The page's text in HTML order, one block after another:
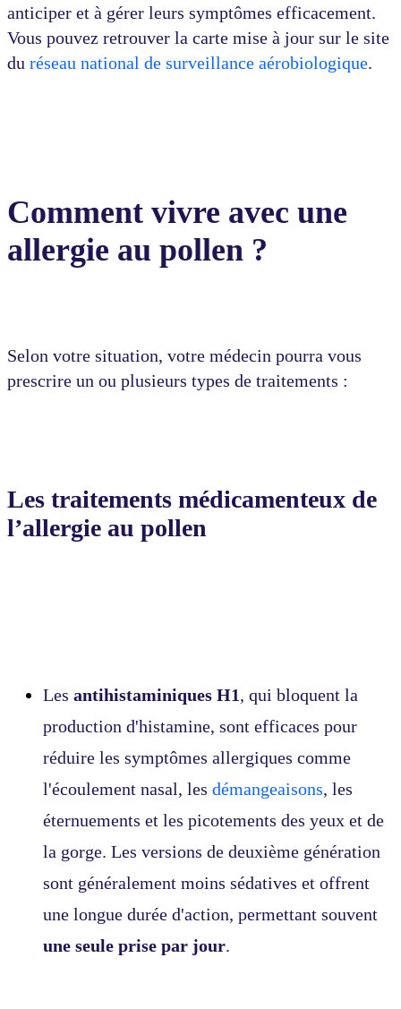
anticiper et à gérer leurs symptômes efficacement.
Vous pouvez retrouver la carte mise à jour sur le site
du réseau national de surveillance aérobiologique.
Comment vivre avec une
allergie au pollen ?
Selon votre situation, votre médecin pourra vous
prescrire un ou plusieurs types de traitements :
Les traitements médicamenteux de
l’allergie au pollen
Les antihistaminiques H1, qui bloquent la
production d'histamine, sont efficaces pour
réduire les symptômes allergiques comme
l'écoulement nasal, les démangeaisons, les
éternuements et les picotements des yeux et de
la gorge. Les versions de deuxième génération
sont généralement moins sédatives et offrent
une longue durée d'action, permettant souvent
une seule prise par jour.